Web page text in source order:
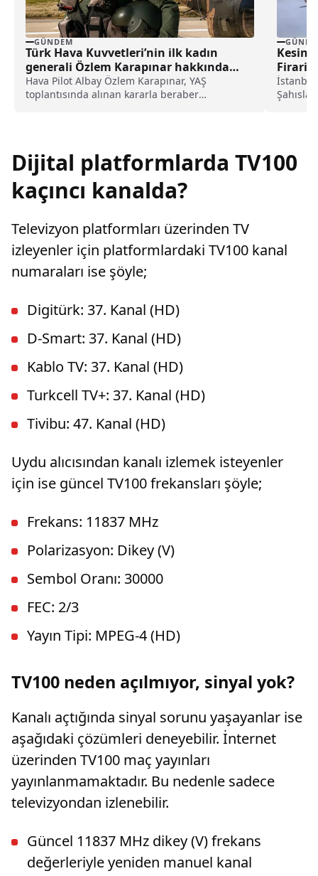
GÜNDEM
Türk Hava Kuvvetleri’nin ilk kadın
generali Özlem Karapınar hakkında
dikkat çeken detay ortaya çıktı
Hava Pilot Albay Özlem Karapınar, YAŞ
toplantısında alınan kararla beraber
Firari
İstanbul
Dijital platformlarda TV100
kaçıncı kanalda?
Televizyon platformları üzerinden TV
izleyenler için platformlardaki TV100 kanal
numaraları ise şöyle;
Digitürk: 37. Kanal (HD)
D-Smart: 37. Kanal (HD)
Kablo TV: 37. Kanal (HD)
Turkcell TV+: 37. Kanal (HD)
Tivibu: 47. Kanal (HD)
Uydu alıcısından kanalı izlemek isteyenler
için ise güncel TV100 frekansları şöyle;
Frekans: 11837 MHz
Polarizasyon: Dikey (V)
Sembol Oranı: 30000
FEC: 2/3
Yayın Tipi: MPEG-4 (HD)
TV100 neden açılmıyor, sinyal yok?
Kanalı açtığında sinyal sorunu yaşayanlar ise
aşağıdaki çözümleri deneyebilir. İnternet
üzerinden TV100 maç yayınları
yayınlanmamaktadır. Bu nedenle sadece
televizyondan izlenebilir.
Güncel 11837 MHz dikey (V) frekans
değerleriyle yeniden manuel kanal